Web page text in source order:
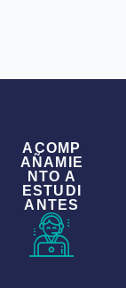
ACOMP
AÑAMIE
NTO A
ESTUDI
ANTES